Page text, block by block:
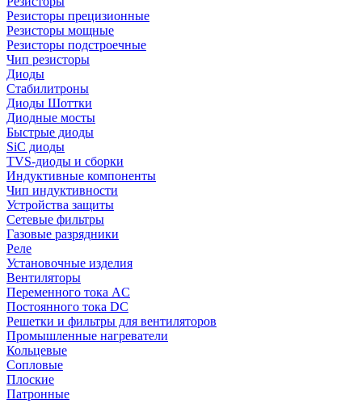
Резисторы прецизионные
Резисторы мощные
Резисторы подстроечные
Чип резисторы
Диоды
Стабилитроны
Диоды Шоттки
Диодные мосты
Быстрые диоды
SiC диоды
TVS-диоды и сборки
Индуктивные компоненты
Чип индуктивности
Устройства защиты
Сетевые фильтры
Газовые разрядники
Реле
Установочные изделия
Вентиляторы
Переменного тока AC
Постоянного тока DC
Решетки и фильтры для вентиляторов
Промышленные нагреватели
Кольцевые
Сопловые
Плоские
Патронные